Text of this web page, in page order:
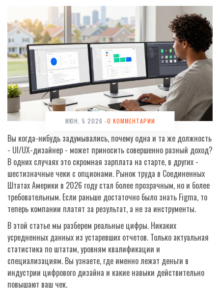
ИЮН, 5 2026 -0 КОММЕНТАРИИ
Вы когда-нибудь задумывались, почему одна и та же должность
- UI/UX-дизайнер - может приносить совершенно разный доход?
В одних случаях это скромная зарплата на старте, в других -
шестизначные чеки с опционами. Рынок труда в Соединенных
Штатах Америки в 2026 году стал более прозрачным, но и более
требовательным. Если раньше достаточно было знать Figma, то
теперь компании платят за результат, а не за инструменты.
В этой статье мы разберем реальные цифры. Никаких
усредненных данных из устаревших отчетов. Только актуальная
статистика по штатам, уровням квалификации и
специализациям. Вы узнаете, где именно лежат деньги в
индустрии цифрового дизайна и какие навыки действительно
повышают ваш чек.